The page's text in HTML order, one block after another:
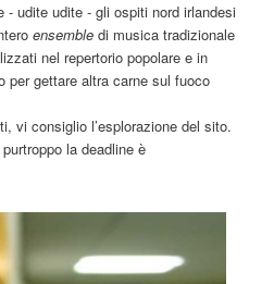
- udite udite - gli ospiti nord irlandesi
ensembledi musica tradizionale
nel repertorio popolare e in
per gettare altra carne sul fuoco
vi consiglio l’esplorazione del sito.
la deadline è